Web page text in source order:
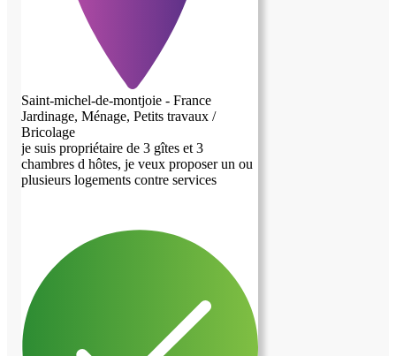
Saint-michel-de-montjoie - France
Jardinage, Ménage, Petits travaux /
Bricolage
je suis propriétaire de 3 gîtes et 3
chambres d hôtes, je veux proposer un ou
plusieurs logements contre services